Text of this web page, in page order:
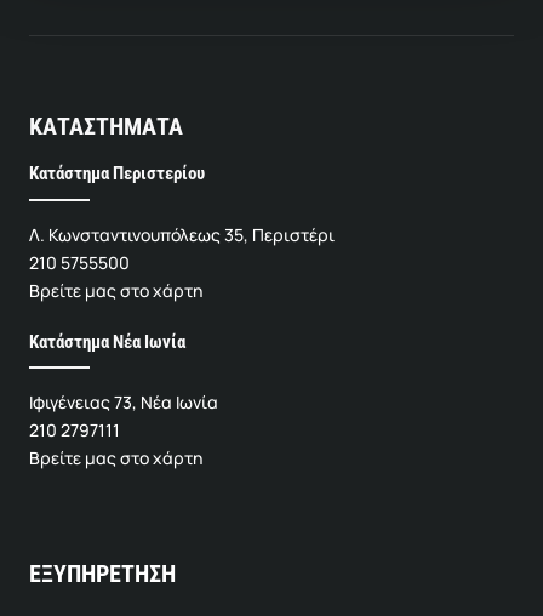
ΚΑΤΑΣΤΗΜΑΤΑ
Κατάστημα Περιστερίου
Λ. Κωνσταντινουπόλεως 35, Περιστέρι
210 5755500
Βρείτε μας στο χάρτη
Κατάστημα Νέα Ιωνία
Ιφιγένειας 73, Νέα Ιωνία
210 2797111
Βρείτε μας στο χάρτη
ΕΞΥΠΗΡΕΤΗΣΗ